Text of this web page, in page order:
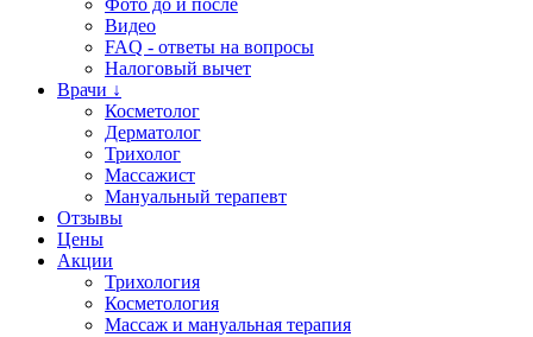
Фото до и после
Видео
FAQ - ответы на вопросы
Налоговый вычет
Врачи ↓
Косметолог
Дерматолог
Трихолог
Массажист
Мануальный терапевт
Отзывы
Цены
Акции
Трихология
Косметология
Массаж и мануальная терапия